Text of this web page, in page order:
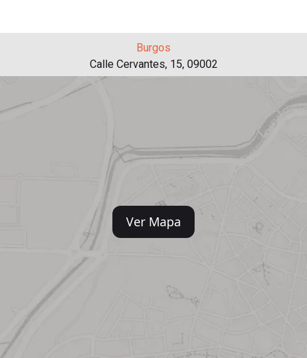
Burgos
Calle Cervantes, 15, 09002
Ver Mapa